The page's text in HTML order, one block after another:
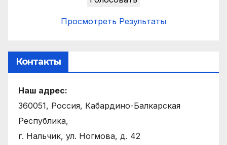
Просмотреть Результаты
Контакты
Наш адрес:
360051, Россия, Кабардино-Балкарская
Республика,
г. Нальчик, ул. Ногмова, д. 42